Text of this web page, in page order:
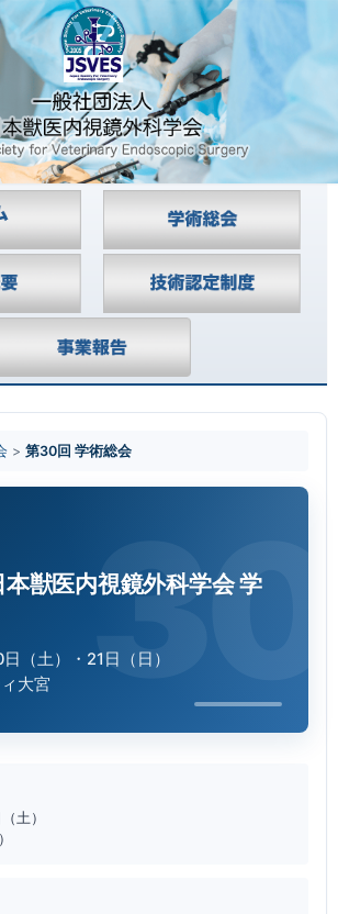
> 第30回 学術総会
獣医内視鏡外科学会 学
（土）・21日（日）
大宮
土）